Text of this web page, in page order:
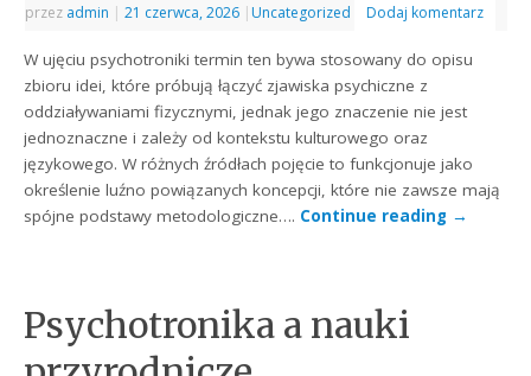
przez admin | 21 czerwca, 2026 | Uncategorized Dodaj komentarz
W ujęciu psychotroniki termin ten bywa stosowany do opisu
zbioru idei, które próbują łączyć zjawiska psychiczne z
oddziaływaniami fizycznymi, jednak jego znaczenie nie jest
jednoznaczne i zależy od kontekstu kulturowego oraz
językowego. W różnych źródłach pojęcie to funkcjonuje jako
określenie luźno powiązanych koncepcji, które nie zawsze mają
spójne podstawy metodologiczne…. Continue reading →
Psychotronika a nauki